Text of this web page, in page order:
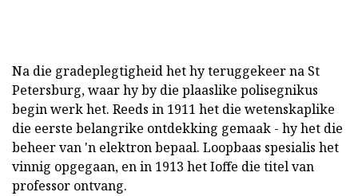
Na die gradeplegtigheid het hy teruggekeer na St
Petersburg, waar hy by die plaaslike polisegnikus
begin werk het. Reeds in 1911 het die wetenskaplike
die eerste belangrike ontdekking gemaak - hy het die
beheer van 'n elektron bepaal. Loopbaas spesialis het
vinnig opgegaan, en in 1913 het Ioffe die titel van
professor ontvang.